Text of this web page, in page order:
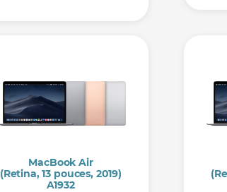
MacBook Air
(Retina, 13 pouces, 2019)
A1932